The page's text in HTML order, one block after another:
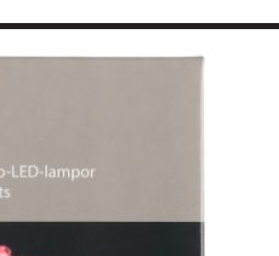
ja terveydenhoito
ja varret